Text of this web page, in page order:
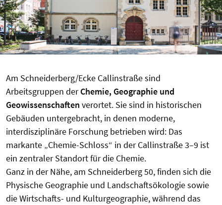
Am Schneiderberg/Ecke Callinstraße sind
Arbeitsgruppen derChemie, Geographie und
Geowissenschaften verortet. Sie sind in historischen
Gebäuden untergebracht, in denen moderne,
interdisziplinäre Forschung betrieben wird: Das
markante „Chemie-Schloss“ in der Callinstraße 3–9 ist
ein zentraler Standort für die Chemie.
Ganz in der Nähe, am Schneiderberg 50, finden sich die
Physische Geographie und Landschafts­ökologie sowie
die Wirtschafts- und Kulturgeographie, während das